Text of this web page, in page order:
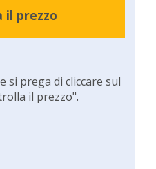
il prezzo
si prega di cliccare sul
il prezzo".